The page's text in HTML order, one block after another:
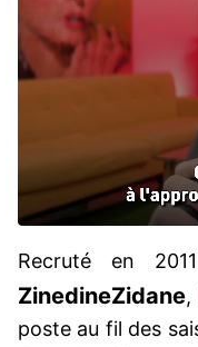
Recruté en
ZinedineZidane,
poste au fil des